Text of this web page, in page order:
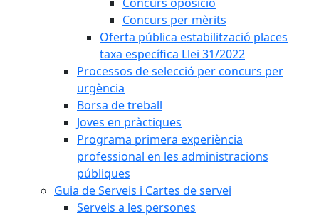
Concurs per mèrits
Oferta pública estabilització places
taxa específica Llei 31/2022
Processos de selecció per concurs per
urgència
Borsa de treball
Joves en pràctiques
Programa primera experiència
professional en les administracions
públiques
Guia de Serveis i Cartes de servei
Serveis a les persones